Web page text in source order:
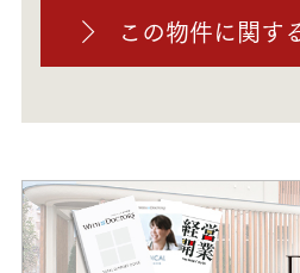
この物件に関す